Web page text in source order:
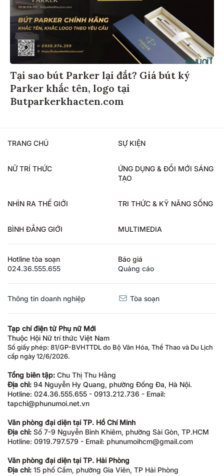
Tại sao bút Parker lại đắt? Giá bút ký
Parker khắc tên, logo tại
Butparkerkhacten.com
TRANG CHỦ SỰ KIỆN
NỮ TRÍ THỨC
ỨNG DỤNG & ĐỔI MỚI SÁNG
TẠO
NHÌN RA THẾ GIỚI TRI THỨC & KỸ NĂNG SỐNG
BÌNH ĐẲNG GIỚI MULTIMEDIA
Hotline tòa soạn
024.36.555.655
Báo giá
Quảng cáo
Thông tin doanh nghiệp Tòa soạn
Tạp chí điện tử Phụ nữ Mới
Thuộc Hội Nữ trí thức Việt Nam
Số giấy phép: 81/GP-BVHTTDL do Bộ Văn Hóa, Thể Thao và Du Lịch
cấp ngày 12/6/2026.
Tổng biên tập: Chu Thị Thu Hằng
Địa chỉ: 94 Nguyễn Hy Quang, phường Đống Đa, Hà Nội.
Hotline: 024.36.555.655 - 0913.212.736 - Email:
tapchi@phunumoi.net.vn
Văn phòng đại diện tại TP. Hồ Chí Minh
Địa chỉ: Số 7-9 Nguyễn Bỉnh Khiêm, phường Sài Gòn, TP.HCM
Hotline: 0919.797.579 - Email: phunumoihcm@gmail.com
Văn phòng đại diện tại TP. Hải Phòng
Địa chỉ: 15 phố Cấm, phường Gia Viên, TP Hải Phòng